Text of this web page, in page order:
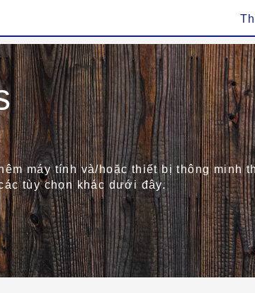
máy tính và/hoặc thiết bị thông minh
tùy chọn khác dưới đây.